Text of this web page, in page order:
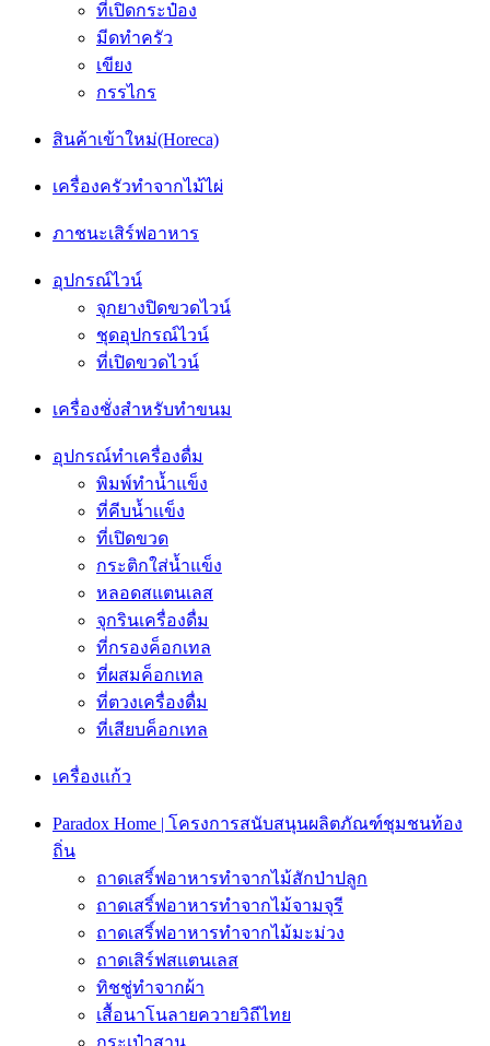
ที่เปิดกระป๋อง
มีดทำครัว
เขียง
กรรไกร
สินค้าเข้าใหม่(Horeca)
เครื่องครัวทำจากไม้ไผ่
ภาชนะเสิร์ฟอาหาร
อุปกรณ์ไวน์
จุกยางปิดขวดไวน์
ชุดอุปกรณ์ไวน์
ที่เปิดขวดไวน์
เครื่องชั่งสำหรับทำขนม
อุปกรณ์ทำเครื่องดื่ม
พิมพ์ทำน้ำแข็ง
ที่คีบน้ำเเข็ง
ที่เปิดขวด
กระติกใส่น้ำแข็ง
หลอดสแตนเลส
จุกรินเครื่องดื่ม
ที่กรองค็อกเทล
ที่ผสมค็อกเทล
ที่ตวงเครื่องดื่ม
ที่เสียบค็อกเทล
เครื่องเเก้ว
Paradox Home | โครงการสนับสนุนผลิตภัณฑ์ชุมชนท้อง
ถิ่น
ถาดเสริ์ฟอาหารทำจากไม้สักป่าปลูก
ถาดเสริ์ฟอาหารทำจากไม้จามจุรี
ถาดเสริ์ฟอาหารทำจากไม้มะม่วง
ถาดเสิร์ฟสเเตนเลส
ทิชชู่ทำจากผ้า
เสื้อนาโนลายควายวิถีไทย
กระเป๋าสาน